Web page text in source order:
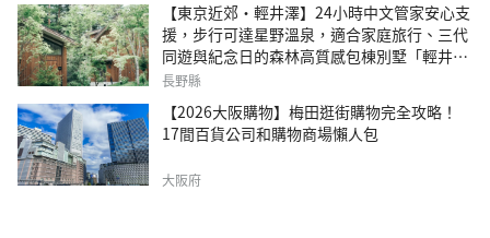
【東京近郊・輕井澤】24小時中文管家安心支
援，步行可達星野溫泉，適合家庭旅行、三代
同遊與紀念日的森林高質感包棟別墅「輕井澤
森四季VILLA」
長野縣
【2026大阪購物】梅田逛街購物完全攻略！
17間百貨公司和購物商場懶人包
大阪府